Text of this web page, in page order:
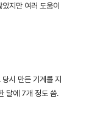
지만 여러 도움이
시 만든 기계를 지
달에 7개 정도 씀.